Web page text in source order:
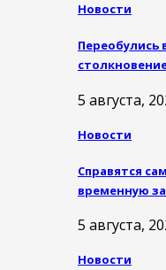
Новости
Переобулись
5 августа,
Новости
Справятся
временную
5 августа,
Новости